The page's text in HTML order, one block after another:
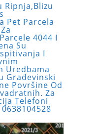
Ripnja,blizu
Pet Parcela
4044 I
Su
I
Uredbama
Građevinski
Površine Od
Za
Telefoni